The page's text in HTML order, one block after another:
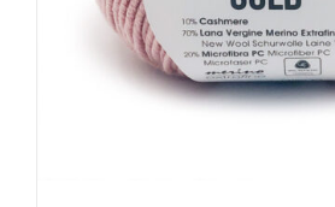
der
Produktseite
gewählt